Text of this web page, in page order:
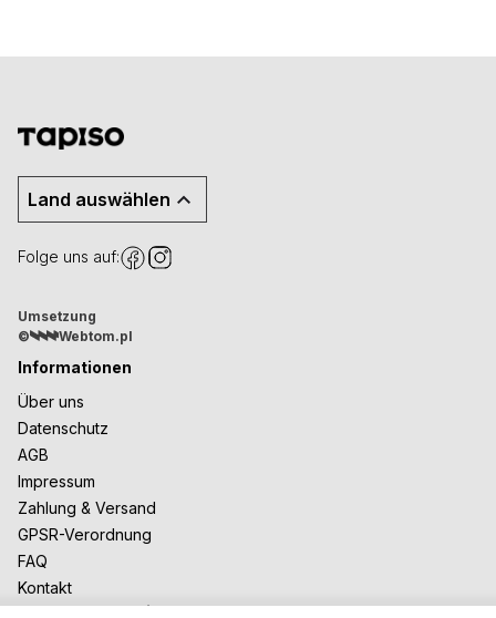
Land auswählen
Folge uns auf:
Umsetzung
©
Webtom.pl
Informationen
Über uns
Datenschutz
AGB
Impressum
Zahlung & Versand
GPSR-Verordnung
FAQ
Kontakt
Zusammenarbeit